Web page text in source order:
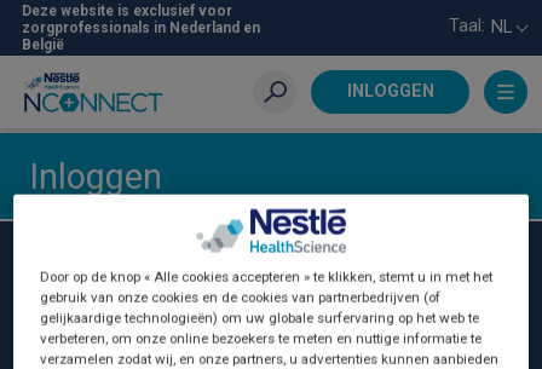
Skip
main
content
Deze website is exclusief voor
zorgprofessionals in Nederland en
België
Taal: NL
INLOGGEN
Zoeken
Inloggen
Nestlé Health Science Belgilux
Nestlé Belgilux NV:
Birminghamstraat 221
Door op de knop « Alle cookies accepteren » te klikken, stemt u in met het
gebruik van onze cookies en de cookies van partnerbedrijven (of
gelijkaardige technologieën) om uw globale surfervaring op het web te
verbeteren, om onze online bezoekers te meten en nuttige informatie te
verzamelen zodat wij, en onze partners, u advertenties kunnen aanbieden